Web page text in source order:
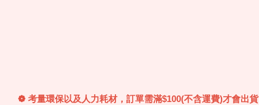
❁ 考量環保以及人力耗材，訂單需滿$100(不含運費)才會出貨